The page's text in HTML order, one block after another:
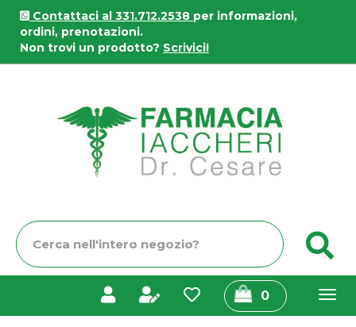
Passa
contenuto
principale
Contattaci al 331.712.2538 per informazioni,
ordini, prenotazioni.
Non trovi un prodotto? Scrivici!
Cerca
Prodotto
0prodotti
inseriti